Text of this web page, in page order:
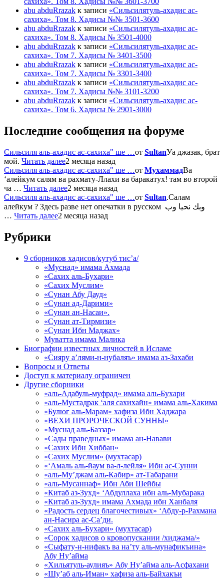
abu abduRrazak к записи «Сильсилятуль-ахадис ас-
сахиха». Том 8. Хадисы №№ 3501-3600
abu abduRrazak к записи «Сильсилятуль-ахадис ас-
сахиха». Том 8. Хадисы № 3501-4000
abu abduRrazak к записи «Сильсилятуль-ахадис ас-
сахиха». Том 7. Хадисы № 3401-3500
abu abduRrazak к записи «Сильсилятуль-ахадис ас-
сахиха». Том 7. Хадисы № 3301-3400
abu abduRrazak к записи «Сильсилятуль-ахадис ас-
сахиха». Том 7. Хадисы №№ 3101-3200
abu abduRrazak к записи «Сильсилятуль-ахадис ас-
сахиха». Том 6. Хадисы № 2901-3000
Последние сообщения на форуме
Сильсиля аль-ахадис ас-сахиха" ше …от SultanУа джазак, брат
мой. Читать далее2 месяца назад
Сильсиля аль-ахадис ас-сахиха" ше …от МухаммадВа
‘алейкум салям ва рахмату-Ллахи ва баракатух! там во второй
ча … Читать далее2 месяца назад
Сильсиля аль-ахадис ас-сахиха" ше …от Sultan.Салам
алейкум ? Здесь разве нет опечатки в русском وبك نحيا وب
… Читать далее2 месяца назад
Рубрики
9 сборников хадисов/кутуб тис’а/
«Муснад» имама Ахмада
«Сахих аль-Бухари»
«Сахих Муслим»
«Сунан Абу Дауд»
«Сунан ад-Дарими»
«Сунан ан-Насаи».
«Сунан ат-Тирмизи»
«Сунан Ибн Маджах»
Муватта имама Малика
Биографии известных личностей в Исламе
«Сияру а’лями-н-нубаляъ» имама аз-Захаби
Вопросы и Ответы
Доступ к материалу ограничен
Другие сборники
«аль-Адабуль-муфрад» имама аль-Бухари
«аль-Мустадрак ‘аля сахихайн» имама аль-Хакима
«Булюг аль-Марам» хафиза Ибн Хаджара
«ВЕХИ ПРОРОЧЕСКОЙ СУННЫ»
«Муснад аль-Баззар»
«Сады праведных» имама ан-Навави
«Сахих Ибн Хиббан»
«Сахих Муслим» (мухтасар)
«‘Амаль аль-йаум ва-л-лейля» Ибн ас-Сунни
«аль-Му’джам аль-Кабир» ат-Табарани
«аль-Мусаннаф» Ибн Аби Шейбы
«Китаб аз-Зухд» ‘Абдуллаха ибн аль-Мубарака
«Китаб аз-Зухд» имама Ахмада ибн Ханбаля
«Радость сердец благочестивых» ‘Абду-р-Рахмана
ан-Насира ас-Са’ди.
«Сахих аль-Бухари» (мухтасар)
«Сорок хадисов о кровопускании /хиджама/»
«Сыфату-н-нифакъ ва на’ту аль-мунафикъина»
Абу Ну’айма
«Хильятуль-аулияъ» Абу Ну’айма аль-Асфахани
«Шу’аб аль-Иман» хафиза аль-Байхакъи